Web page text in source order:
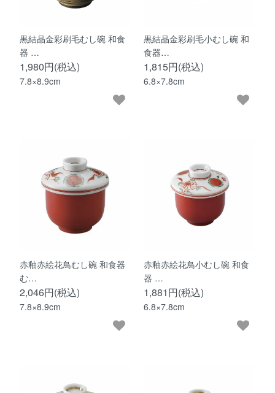
黒結晶金彩刷毛むし碗 和食
器 …
1,980円(税込)
7.8×8.9cm
黒結晶金彩刷毛小むし碗 和
食器…
1,815円(税込)
6.8×7.8cm
赤釉赤絵花鳥むし碗 和食器
む…
2,046円(税込)
7.8×8.9cm
赤釉赤絵花鳥小むし碗 和食
器 …
1,881円(税込)
6.8×7.8cm